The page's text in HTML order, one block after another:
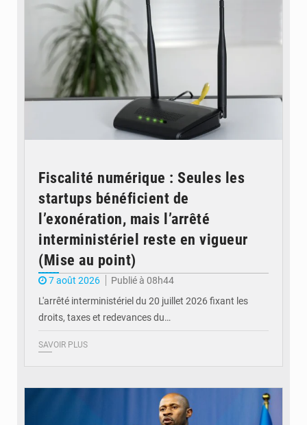
Fiscalité numérique : Seules les
startups bénéficient de
l’exonération, mais l’arrêté
interministériel reste en vigueur
(Mise au point)
7 août 2026
Publié à 08h44
L'arrêté interministériel du 20 juillet 2026 fixant les
droits, taxes et redevances du…
SAVOIR PLUS